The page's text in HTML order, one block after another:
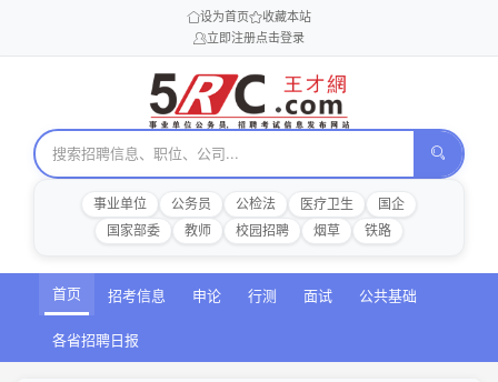
设为首页
收藏本站
立即注册点击登录
事业单位 公务员 公检法 医疗卫生
国企
国家部委
教师 校园招聘 烟草 铁路
首页 招考信息 申论 行测 面试 公共基础
各省招聘日报